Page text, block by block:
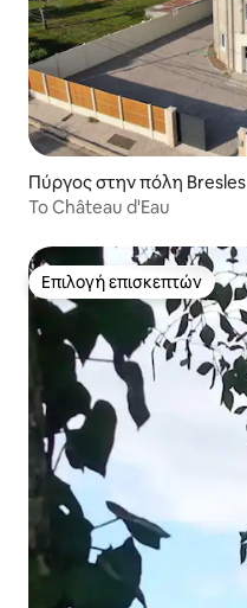
Πύργος στην πόλη Bresles
Το Château d'Eau
Επιλογή επισκεπτών
Επιλογή επισκεπτών